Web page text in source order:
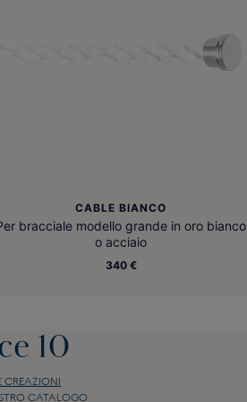
CABLE BIANCO
bracciale modello grande in oro bianco
o acciaio
340 €
10
CREAZIONI
CATALOGO